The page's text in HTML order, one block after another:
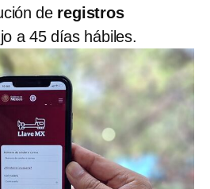
de registros
a 45 días hábiles.